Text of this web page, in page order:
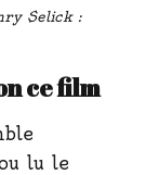
Selick :
ce film
lu le